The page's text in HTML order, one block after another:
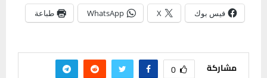
فيس بوك X
WhatsApp طباعة
مشاركة 0